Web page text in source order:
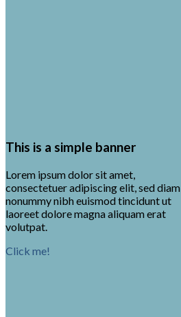
This is a simple banner
Lorem ipsum dolor sit amet,
consectetuer adipiscing elit, sed diam
nonummy nibh euismod tincidunt ut
laoreet dolore magna aliquam erat
volutpat.
Click me!